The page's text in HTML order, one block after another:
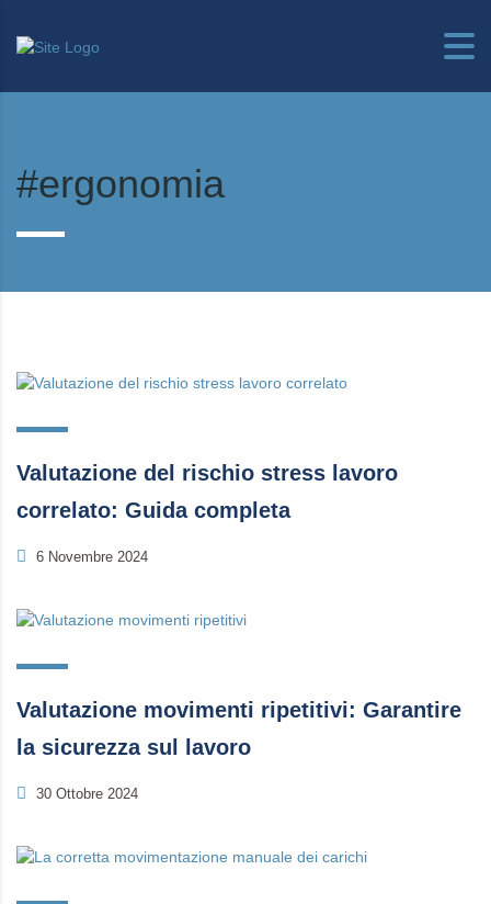
#ergonomia
Valutazione del rischio stress lavoro
correlato: Guida completa
6 Novembre 2024
Valutazione movimenti ripetitivi: Garantire
la sicurezza sul lavoro
30 Ottobre 2024